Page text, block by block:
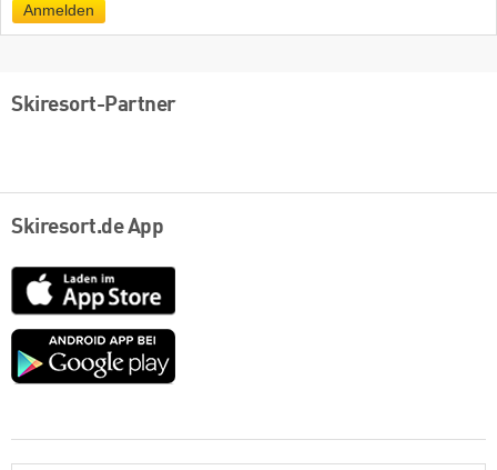
Anmelden
Skiresort-Partner
Skiresort.de App
App
Store
Google